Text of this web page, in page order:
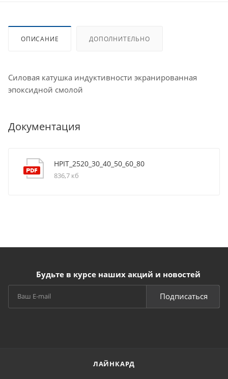
ОПИСАНИЕ ДОПОЛНИТЕЛЬНО
Силовая катушка индуктивности экранированная
эпоксидной смолой
Документация
HPIT_2520_30_40_50_60_80
836,7 кб
Будьте в курсе наших акций и новостей
Подписаться
ЛАЙНКАРД